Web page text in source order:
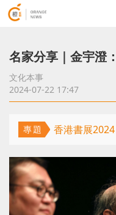
名家分享｜金宇澄
文化本事
2024-07-22 17:47
專題 香港書展